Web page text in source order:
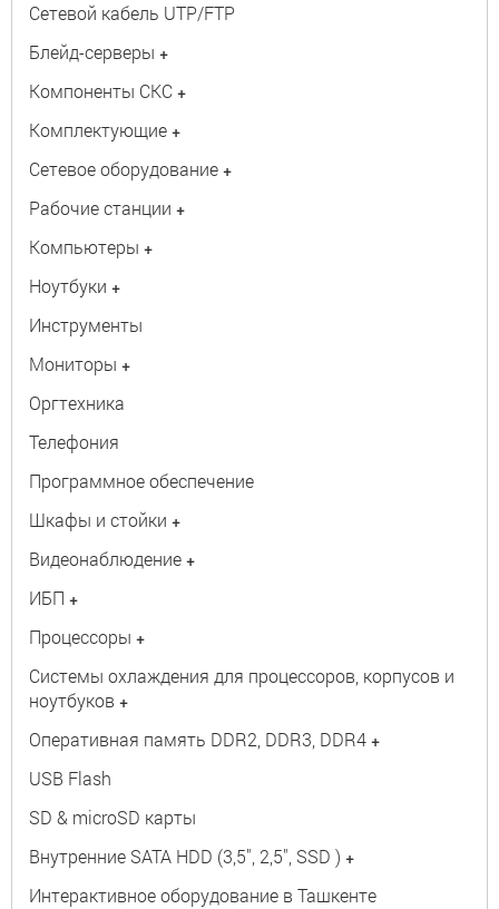
Сетевой кабель UTP/FTP
Блейд-серверы +
Компоненты СКС +
Комплектующие +
Сетевое оборудование +
Рабочие станции +
Компьютеры +
Ноутбуки +
Инструменты
Мониторы +
Оргтехника
Телефония
Программное обеспечение
Шкафы и стойки +
Видеонаблюдение +
ИБП +
Процессоры +
Системы охлаждения для процессоров, корпусов и
ноутбуков +
Оперативная память DDR2, DDR3, DDR4 +
USB Flash
SD & microSD карты
Внутренние SATA HDD (3,5", 2,5", SSD ) +
Интерактивное оборудование в Ташкенте